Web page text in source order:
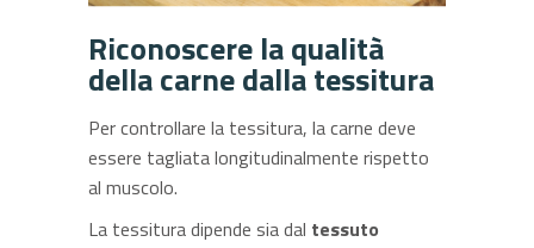
Riconoscere la qualità
della carne dalla tessitura
Per controllare la tessitura, la carne deve
essere tagliata longitudinalmente rispetto
al muscolo.
La tessitura dipende sia dal tessuto